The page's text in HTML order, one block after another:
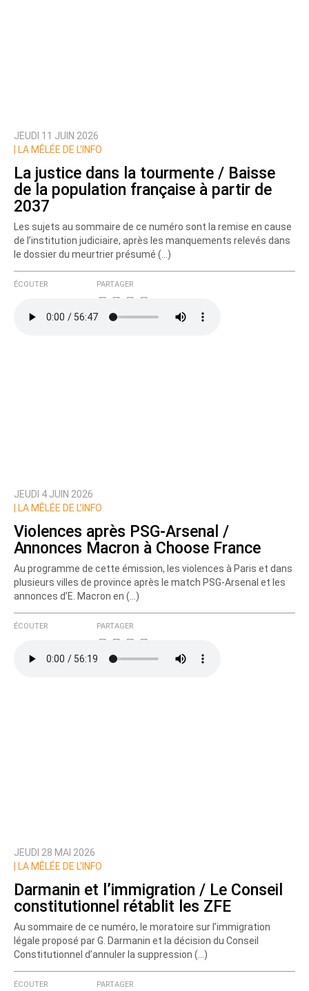
JEUDI 11 JUIN 2026
LA MÊLÉE DE L’INFO
La justice dans la tourmente / Baisse
de la population française à partir de
2037
Les sujets au sommaire de ce numéro sont la remise en cause
de l’institution judiciaire, après les manquements relevés dans
le dossier du meurtrier présumé (…)
ÉCOUTER PARTAGER
JEUDI 4 JUIN 2026
LA MÊLÉE DE L’INFO
Violences après PSG-Arsenal /
Annonces Macron à Choose France
Au programme de cette émission, les violences à Paris et dans
plusieurs villes de province après le match PSG-Arsenal et les
annonces d’E. Macron en (…)
ÉCOUTER PARTAGER
JEUDI 28 MAI 2026
LA MÊLÉE DE L’INFO
Darmanin et l’immigration / Le Conseil
constitutionnel rétablit les ZFE
Au sommaire de ce numéro, le moratoire sur l’immigration
légale proposé par G. Darmanin et la décision du Conseil
Constitutionnel d’annuler la suppression (…)
ÉCOUTER PARTAGER